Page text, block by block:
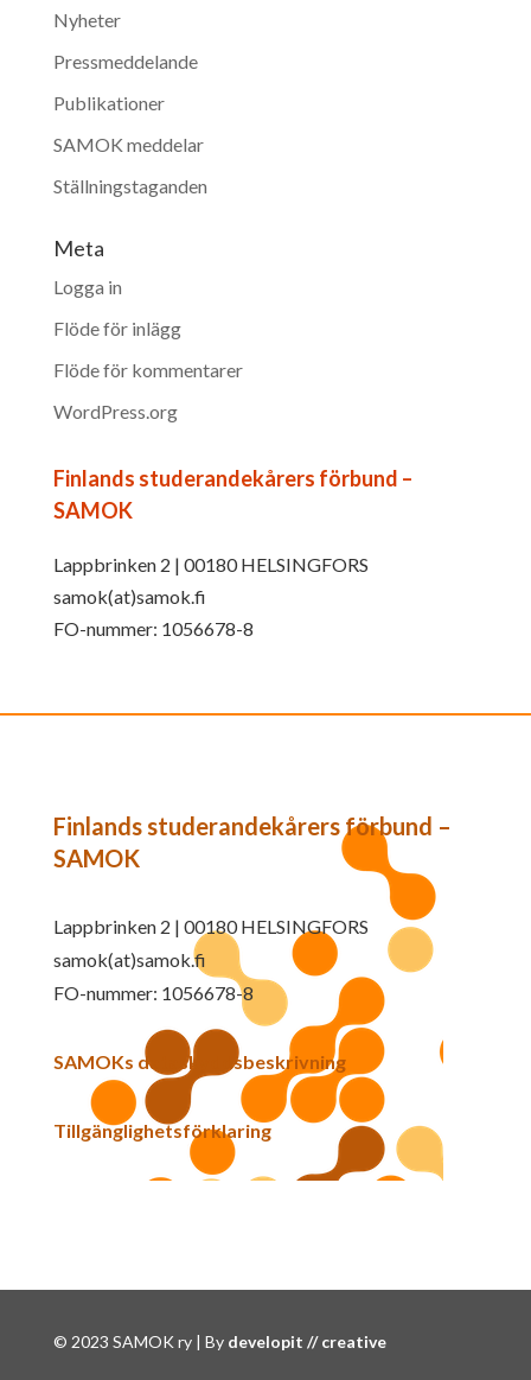
Nyheter
Pressmeddelande
Publikationer
SAMOK meddelar
Ställningstaganden
Meta
Logga in
Flöde för inlägg
Flöde för kommentarer
WordPress.org
Finlands studerandekårers förbund –
SAMOK
Lappbrinken 2 | 00180 HELSINGFORS
samok(at)samok.fi
FO-nummer: 1056678-8
Finlands studerandekårers förbund –
SAMOK
Lappbrinken 2 | 00180 HELSINGFORS
samok(at)samok.fi
FO-nummer: 1056678-8
SAMOKs dataskyddsbeskrivning
Tillgänglighetsförklaring
© 2023 SAMOK ry | By developit // creative